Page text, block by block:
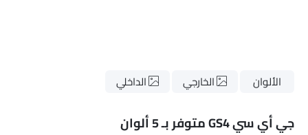
الألوان الخارجي الداخلي
جي أي سي GS4 متوفر بـ 5 ألوان